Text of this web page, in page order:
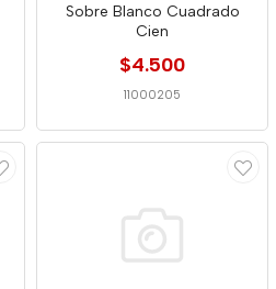
Sobre Blanco Cuadrado
Cien
$4.500
11000205